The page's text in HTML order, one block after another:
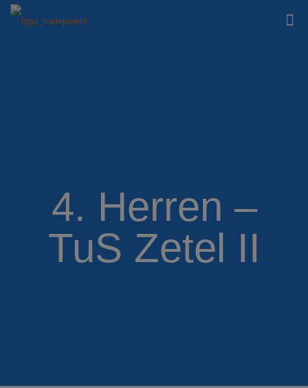
4. Herren –
TuS Zetel II